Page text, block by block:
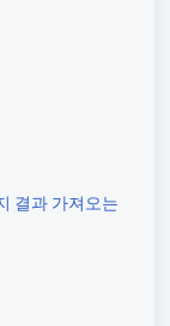
결과 가져오는